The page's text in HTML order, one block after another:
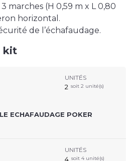
marches (H 0,59 m x L 0,80
horizontal.
de l’échafaudage.
kit
ECHAFAUDAGE POKER
UNITÉS
2 soit 2 unité(s)
UNITÉS
4 soit 4 unité(s)